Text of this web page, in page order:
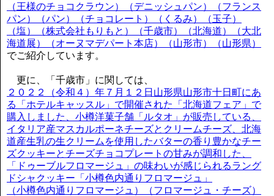
（王様のチョコクラウン）（デニッシュパン）（フランス
パン）（パン）（チョコレート）（くるみ）（玉子）
（塩）（株式会社もりもと）（千歳市）（北海道）（大北
海道展）（オーヌマデパート本店）（山形市）（山形県）
でご紹介しています。
更に、「千歳市」に関しては、
２０２２（令和４）年７月１２日山形県山形市十日町にあ
る「ホテルキャッスル」で開催された「北海道フェア」で
購入しました、小樽洋菓子舗「ルタオ」が販売している、
イタリア産マスカルポーネチーズとクリームチーズ、北海
道産生乳の生クリームを使用したバターの香り豊かなチー
ズクッキーとチーズチョコプレートの甘みが調和した、
「ドゥーブルフロマージュ」の味わいが感じられるラング
ドシャクッキー「小樽色内通りフロマージュ」
（小樽色内通りフロマージュ）（フロマージュ・チーズ）